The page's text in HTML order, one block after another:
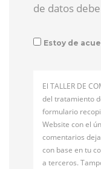
de datos
Estoy de
El TALLER DE
del tratamiento
formulario
Website con el
comentarios
con base en tu
a terceros.